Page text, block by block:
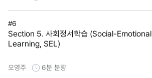
#6
Section 5. 사회정서학습 (Social-Emotional
Learning, SEL)
오영주 6분 분량